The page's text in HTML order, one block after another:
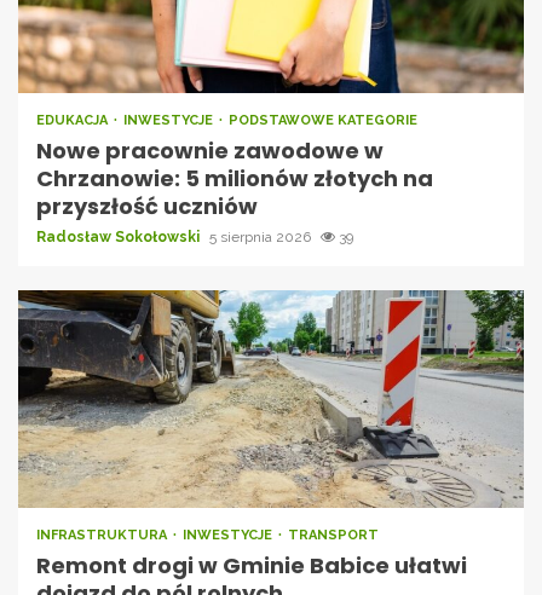
EDUKACJA INWESTYCJE PODSTAWOWE KATEGORIE
Nowe pracownie zawodowe w
Chrzanowie: 5 milionów złotych na
przyszłość uczniów
Radosław Sokołowski 5 sierpnia 2026 39
INFRASTRUKTURA INWESTYCJE TRANSPORT
Remont drogi w Gminie Babice ułatwi